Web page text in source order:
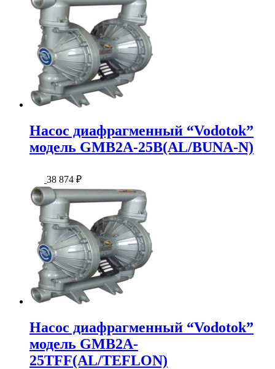
Насос диафрагменный “Vodotok”
модель GMB2A-25B(AL/BUNA-N)
38 874 ₽
Насос диафрагменный “Vodotok”
модель GMB2A-
25TFF(AL/TEFLON)